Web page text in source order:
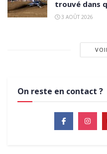
trouvé dans
3 AOÛT 2026
On reste en contact ?